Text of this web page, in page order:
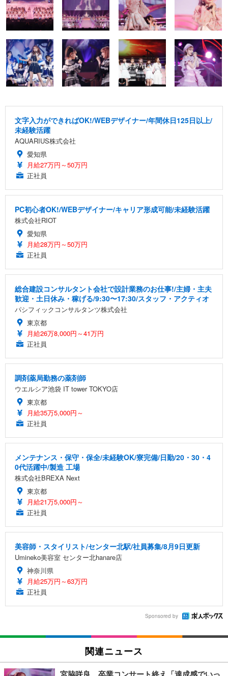
文字入力ができればOK!/WEBデザイナー/年間休日125日以上/
未経験活躍
AQUARIUS株式会社
愛知県
月給27万円～50万円
正社員
PC初心者OK!/WEBデザイナー/キャリア形成可能/未経験活躍
株式会社RIOT
愛知県
月給28万円～50万円
正社員
総合建設コンサルタント会社で設計業務のお仕事!/主婦・主夫
歓迎・土日休み・稼げる/9:30〜17:30/スタッフ・アクティオ
パシフィックコンサルタンツ株式会社
東京都
月給26万8,000円～41万円
正社員
調剤薬局勤務の薬剤師
ウエルシア池袋 IT tower TOKYO店
東京都
月給35万5,000円～
正社員
メンテナンス・保守・保全/未経験OK/寮完備/日勤/20・30・4
0代活躍中/製造 工場
株式会社BREXA Next
東京都
月給21万5,000円～
正社員
美容師・スタイリスト/センター北駅/社員募集/8月9日更新
Umineko美容室 センター北hanare店
神奈川県
月給25万円～63万円
正社員
Sponsored by
関連ニュース